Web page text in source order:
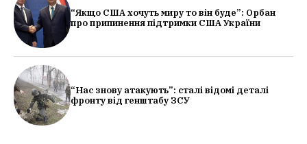
“Якщо США хочуть миру то він буде”: Орбан
про припинення підтримки США України
“Нас знову атакують”: сталі відомі деталі
фронту від генштабу ЗСУ